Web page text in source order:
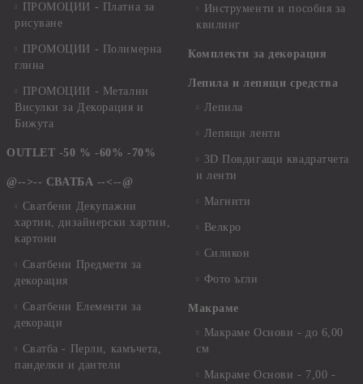
ПРОМОЦИИ - Платна за
рисуване
ПРОМОЦИИ - Полимерна
глина
ПРОМОЦИИ - Метални
Висулки за Декорация и
Бижута
OUTLET -50 % -60% -70%
@-->-- СВАТБА --<--@
Сватбени Декупажни
хартии, дизайнерски хартии,
картони
Сватбени Предмети за
декорация
Сватбени Елементи за
декораци
Сватба - Перли, камъчета,
панделки и дантели
Инструменти и пособия за
квилинг
Комплекти за декорация
Лепила и лепящи средства
Лепила
Лепящи ленти
3D Повдигащи квадратчета
и ленти
Магнити
Велкро
Силикон
Фото ъгли
Макраме
Макраме Основи - до 6,00
см
Макраме Основи - 7,00 -